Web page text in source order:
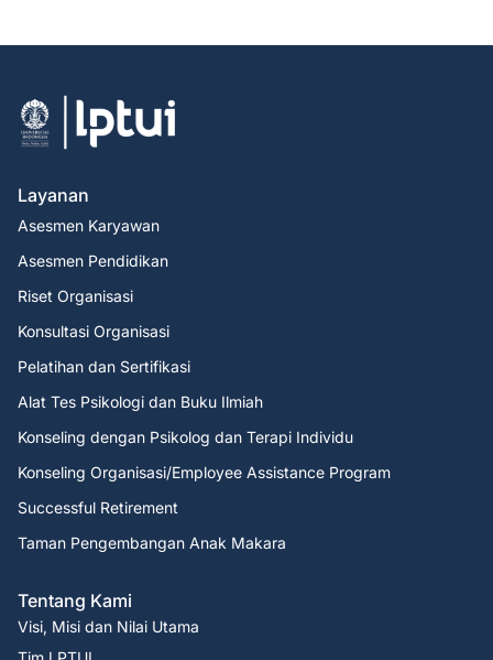
Layanan
Asesmen Karyawan
Asesmen Pendidikan
Riset Organisasi
Konsultasi Organisasi
Pelatihan dan Sertifikasi
Alat Tes Psikologi dan Buku Ilmiah
Konseling dengan Psikolog dan Terapi Individu
Konseling Organisasi/Employee Assistance Program
Successful Retirement
Taman Pengembangan Anak Makara
Tentang Kami
Visi, Misi dan Nilai Utama